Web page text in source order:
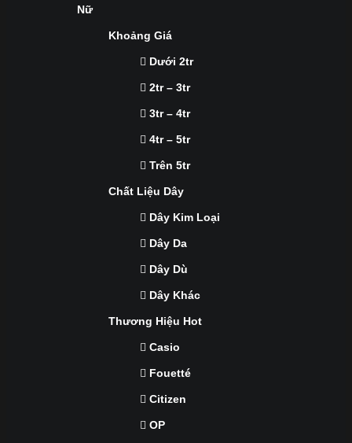
Nữ
Khoảng Giá
Dưới 2tr
2tr – 3tr
3tr – 4tr
4tr – 5tr
Trên 5tr
Chất Liệu Dây
Dây Kim Loại
Dây Da
Dây Dù
Dây Khác
Thương Hiệu Hot
Casio
Fouetté
Citizen
OP